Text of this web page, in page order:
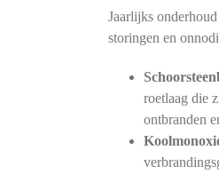
Jaarlijks
storingen en
roetlaag die
ontbranden